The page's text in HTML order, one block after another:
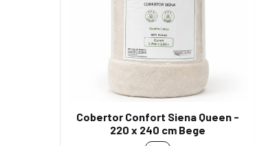
Cobertor Confort Siena Queen -
220 x 240 cm Bege